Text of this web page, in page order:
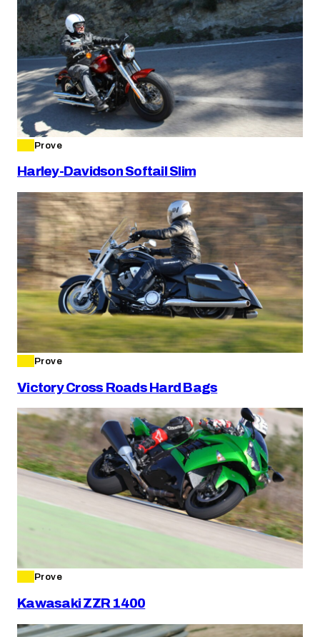
Prove
Harley-Davidson Softail Slim
Prove
Victory Cross Roads Hard Bags
Prove
Kawasaki ZZR 1400